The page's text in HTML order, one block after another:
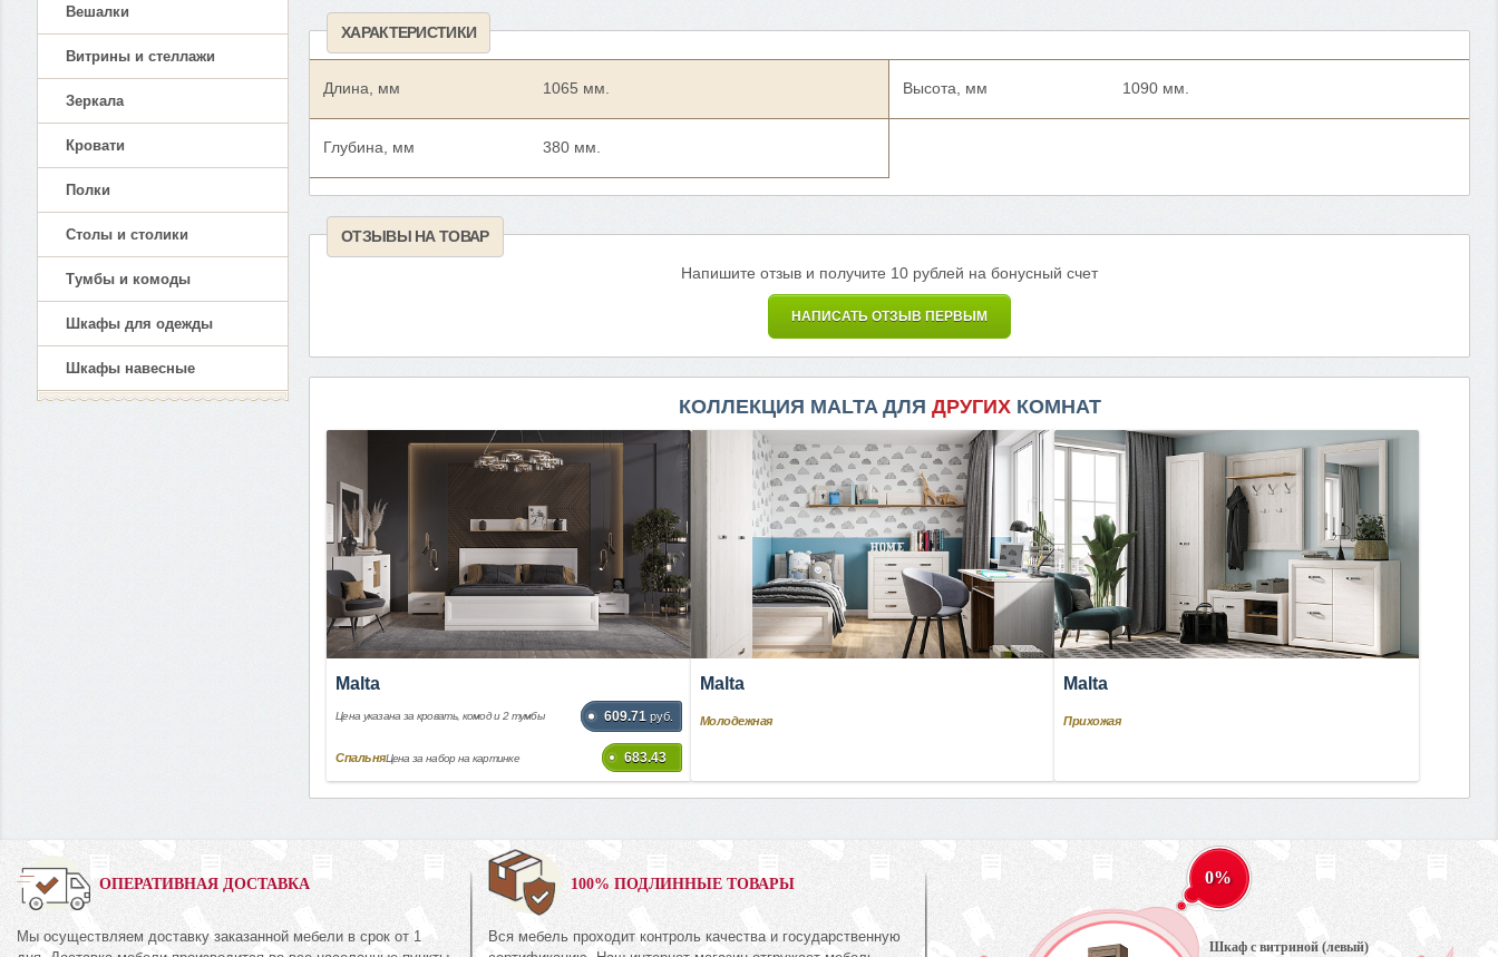
ХАРАКТЕРИСТИКИ
Длина, мм 1065 мм.
Глубина, мм 380 мм.
Высота, мм 1090 мм.
ОТЗЫВЫ НА ТОВАР
Напишите отзыв и получите 10 рублей на бонусный счет
НАПИСАТЬ ОТЗЫВ ПЕРВЫМ
КОЛЛЕКЦИЯ MALTA ДЛЯ ДРУГИХКОМНАТ
Malta
Цена указана за кровать, комод и 2 тумбы 609.71 руб.
СпальняЦена за набор на картинке 683.43
Malta
Молодежная
Malta
Прихожая
Вешалки
Витрины и стеллажи
Зеркала
Кровати
Полки
Столы и столики
Тумбы и комоды
Шкафы для одежды
Шкафы навесные
ОПЕРАТИВНАЯ ДОСТАВКА
Мы осуществляем доставку заказанной мебели в срок от 1
100% ПОДЛИННЫЕ ТОВАРЫ
Вся мебель проходит контроль качества и государственную
0%
Зеркало
0%
Шкаф с витриной (левый)